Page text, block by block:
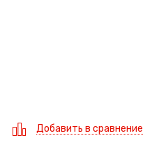
Добавить в сравнение